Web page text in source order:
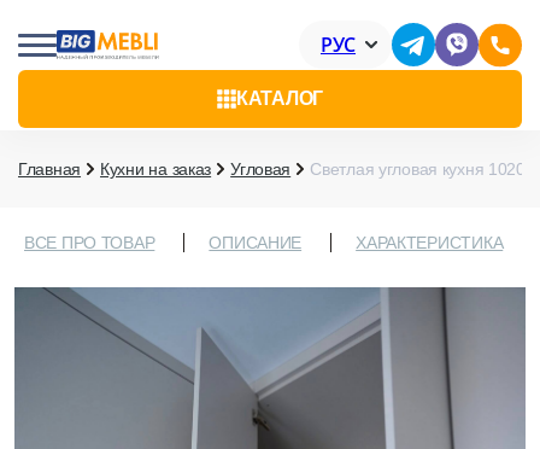
КАТАЛОГ
РУС
Главная Кухни на заказ Угловая Светлая угловая кухня
ВСЕ ПРО ТОВАР ОПИСАНИЕ ХАРАКТЕРИСТИКА